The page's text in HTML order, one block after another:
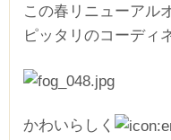
この春リニューアル
ピッタリのコーディ
かわいらしく